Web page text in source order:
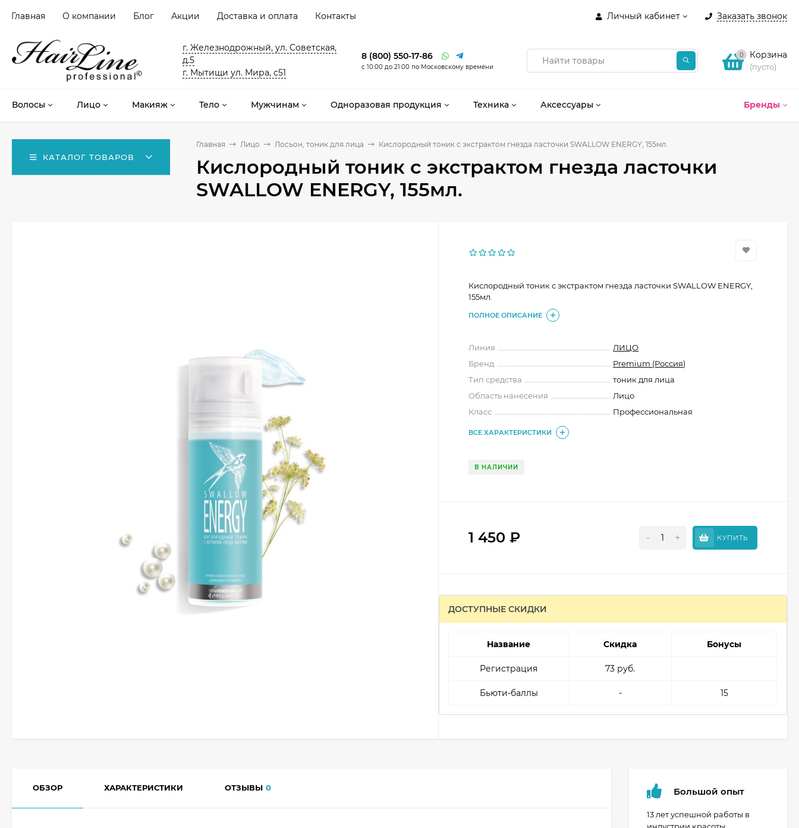
Личный кабинет Заказать звонок
Главная О компании Блог Акции Доставка и оплата Контакты
г. Железнодрожный, ул. Советская,
д.5
г. Мытищи ул. Мира, с51
8 (800) 550-17-86
с 10:00 до 21:00 по Московскому времени
0 Корзина
(пусто)
Бренды
Волосы Лицо Макияж Тело Мужчинам Одноразовая продукция Техника Аксессуары
КАТАЛОГ ТОВАРОВ
Главная Лицо Лосьон, тоник для лица Кислородный тоник с экстрактом гнезда ласточки SWALLOW ENERGY, 155мл.
Кислородный тоник с экстрактом гнезда ласточки
SWALLOW ENERGY, 155мл.
Кислородный тоник с экстрактом гнезда ласточки SWALLOW ENERGY,
155мл.
ПОЛНОЕ ОПИСАНИЕ
Линия
ЛИЦО
Бренд
Premium (Россия)
Тип средства
тоник для лица
Область нанесения
Лицо
Класс
Профессиональная
ВСЕ ХАРАКТЕРИСТИКИ
В НАЛИЧИИ
1 450₽ - + КУПИТЬ
ДОСТУПНЫЕ СКИДКИ
Название Скидка Бонусы
Регистрация 73 руб.
Бьюти-баллы - 15
ОБЗОР ХАРАКТЕРИСТИКИ ОТЗЫВЫ 0 Большой опыт
13 лет успешной работы в